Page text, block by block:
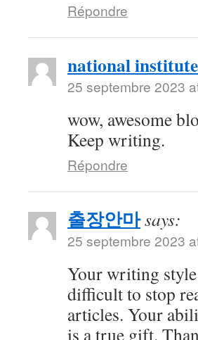
Répondre
national
25 septembre 2023
wow, awesome
Keep writing.
Répondre
출장안마says:
25 septembre 2023
Your writing
difficult to stop
articles. Your
is a true gift.